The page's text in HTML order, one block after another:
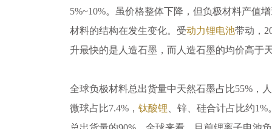
5%~10%。虽价格整体下降，但负极材料产值
材料的结构在发生变化。受动力锂电池带动，
升最快的是人造石墨，而人造石墨的均价高于
全球负极材料总出货量中天然石墨占比55%，
微球占比7.4%， 钛酸锂 、锌、硅合计占比约